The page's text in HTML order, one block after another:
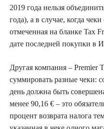
2019 года нельзя
года), а в случае, когда
отмеченная на бланке Tax
дате последней покупки в
Другая компания – Premier
суммировать разные чеки:
день должна быть
менее 90,16 € – это
процент возврата налога